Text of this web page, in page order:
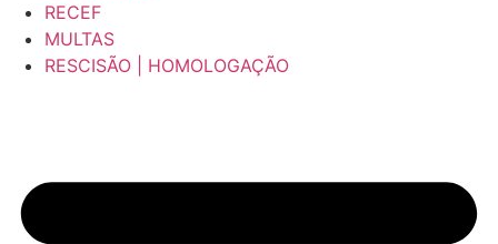
RECEF
MULTAS
RESCISÃO | HOMOLOGAÇÃO